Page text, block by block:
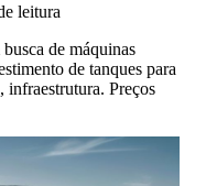
leitura
de máquinas
de tanques para
infraestrutura. Preços